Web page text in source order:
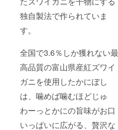
独自製法で作られていま
す。
全国で3.6％しか獲れない最
高品質の富山県産紅ズワイ
ガニを使用したかにぼし
は、噛めば噛むほどじゅ
わーっとかにの旨味がお口
いっぱいに広がる、贅沢な